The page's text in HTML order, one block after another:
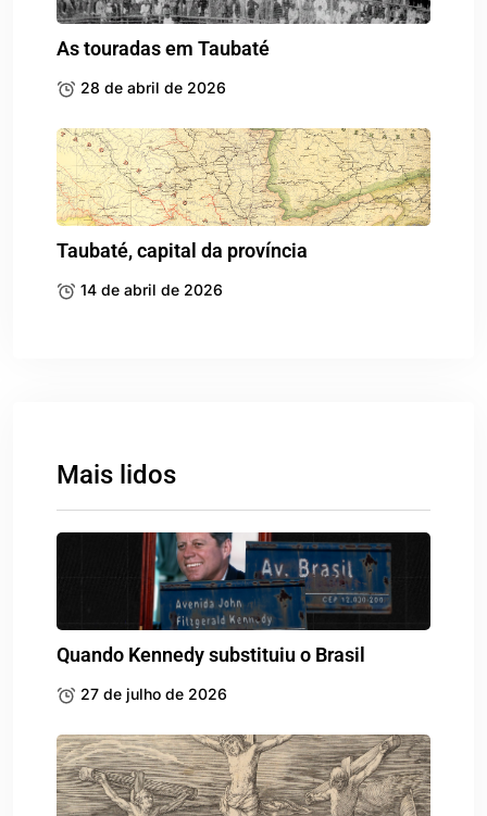
As touradas em Taubaté
28 de abril de 2026
Taubaté, capital da província
14 de abril de 2026
Mais lidos
Quando Kennedy substituiu o Brasil
27 de julho de 2026